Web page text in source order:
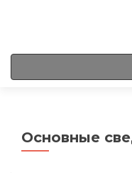
Основные